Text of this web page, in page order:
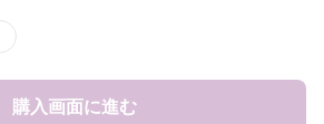
購入画面に進む